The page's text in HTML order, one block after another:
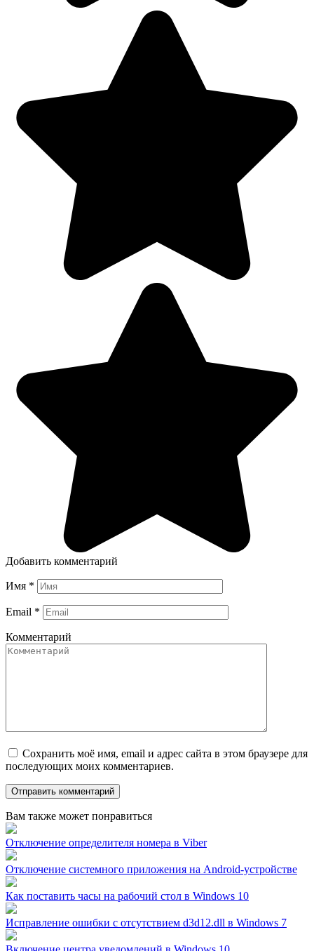
Добавить комментарий
Имя *
Email *
Комментарий
Сохранить моё имя, email и адрес сайта в этом браузере для
последующих моих комментариев.
Вам также может понравиться
Отключение определителя номера в Viber
Отключение системного приложения на Android-устройстве
Как поставить часы на рабочий стол в Windows 10
Исправление ошибки с отсутствием d3d12.dll в Windows 7